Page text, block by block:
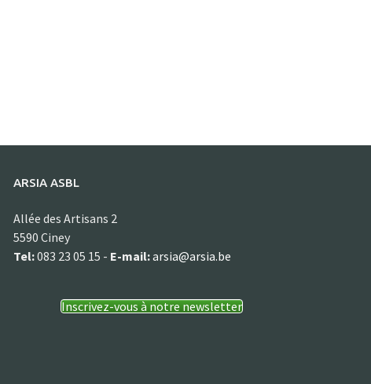
ARSIA ASBL
Allée des Artisans 2
5590 Ciney
Tel:083 23 05 15 - E-mail:arsia@arsia.be
Inscrivez-vous à notre newsletter